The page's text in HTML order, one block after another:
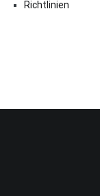
Richtlinien